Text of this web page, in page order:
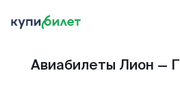
Авиабилеты Лион —